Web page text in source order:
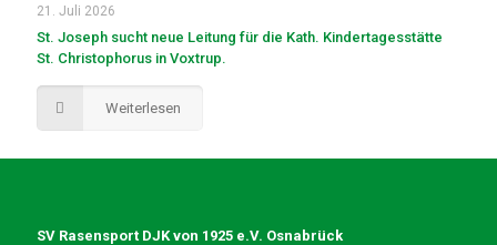
21. Juli 2026
St. Joseph sucht neue Leitung für die Kath. Kindertagesstätte
St. Christophorus in Voxtrup.
Weiterlesen
SV Rasensport DJK von 1925 e.V. Osnabrück